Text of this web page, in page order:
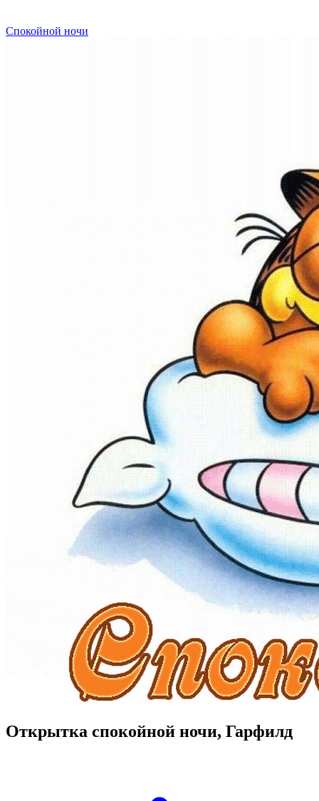
Спокойной ночи
Открытка спокойной ночи, Гарфилд